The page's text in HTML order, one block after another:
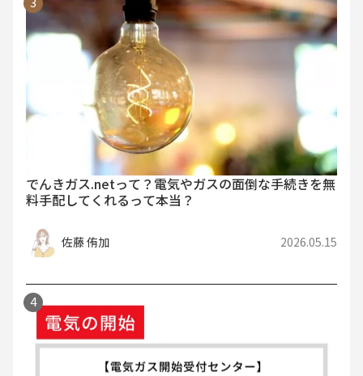
でんきガス.netって？電気やガスの面倒な手続きを無
料手配してくれるって本当？
佐藤 侑加 2026.05.15